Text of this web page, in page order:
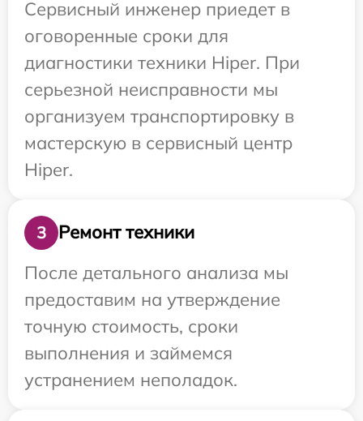
Сервисный инженер приедет в
оговоренные сроки для
диагностики техники Hiper. При
серьезной неисправности мы
организуем транспортировку в
мастерскую в сервисный центр
Hiper.
3
Ремонт техники
После детального анализа мы
предоставим на утверждение
точную стоимость, сроки
выполнения и займемся
устранением неполадок.